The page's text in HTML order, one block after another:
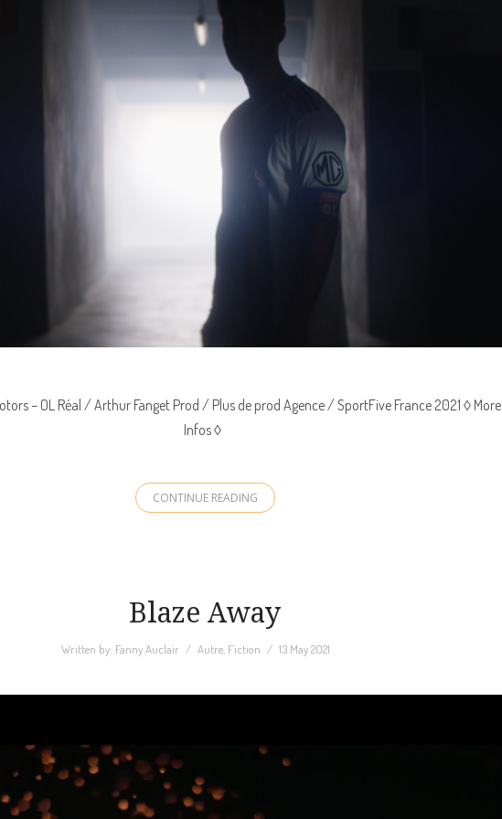
– OL Réal / Arthur Fanget Prod / Plus de prod Agence / SportFive France 2021 ◊ More
Infos ◊
CONTINUE READING
Blaze Away
Written by: Fanny Auclair Autre Fiction 13 May 2021